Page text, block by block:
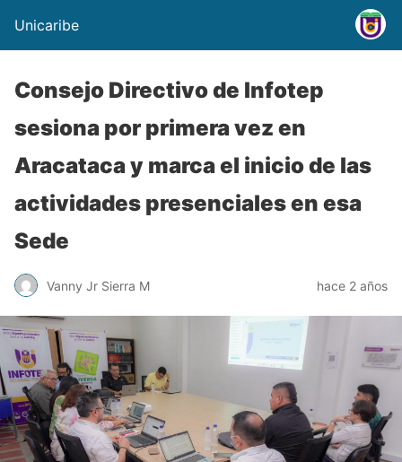
Unicaribe
Consejo Directivo de Infotep
sesiona por primera vez en
Aracataca y marca el inicio de las
actividades presenciales en esa
Sede
Vanny Jr Sierra M hace 2 años